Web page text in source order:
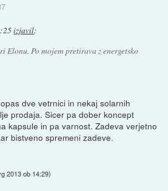
izjavil:
Elonu. Po mojem pretirava z energetsko
dve vetrnici in nekaj solarnih
prodaja. Sicer pa dober koncept
kapsule in pa varnost. Zadeva verjetno
bistveno spremeni zadeve.
2013 ob 14:29)